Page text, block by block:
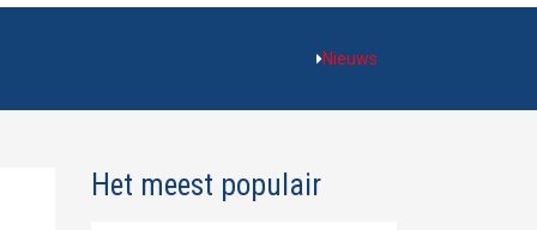
Nieuws
Het meest populair